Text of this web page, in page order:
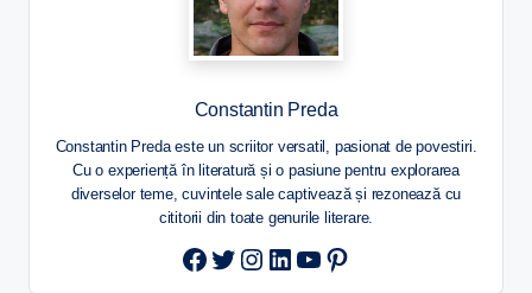
Constantin Preda
Constantin Preda este un scriitor versatil, pasionat de povestiri.
Cu o experiență în literatură și o pasiune pentru explorarea
diverselor teme, cuvintele sale captivează și rezonează cu
cititorii din toate genurile literare.
Twitter
Instagram
LinkedIn
YouTube
Pinterest